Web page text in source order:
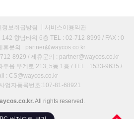
정보취급방침
서비스이용약관
향남타워 6층 TEL : 02-712-8999 / FAX : 0
휴문의 : partner@waycos.co.kr
8929 / 제휴문의 : partner@waycos.co.kr
주읍 우계로 213, 5동 1층 / TEL : 1533-9635 /
: CS@waycos.co.kr
업자등록번호:107-81-68921
All rights reserved.